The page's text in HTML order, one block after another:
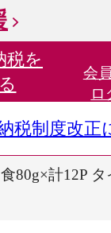
税を
会
ロ
税制度改正
80g×計12P